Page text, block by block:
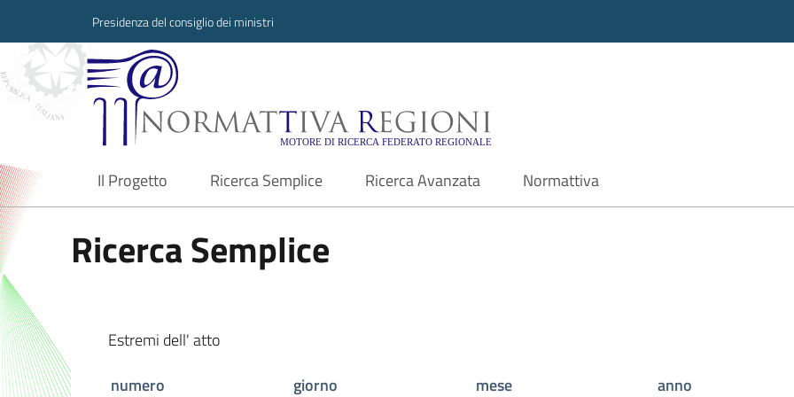
Presidenza del consiglio dei ministri
Normattiva Regioni - Motore di ricerca
Il Progetto
current Ricerca Semplice Ricerca Avanzata Normattiva
Ricerca Semplice
Estremi dell' atto
numero
giorno mese
anno